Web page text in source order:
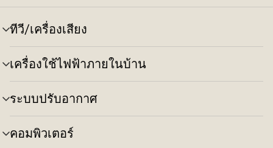
ทีวี/เครื่องเสียง
สลับ
เมนู
เครื่องใช้ไฟฟ้าภายในบ้าน
สลับ
เมนู
ระบบปรับอากาศ
สลับ
เมนู
คอมพิวเตอร์
สลับ